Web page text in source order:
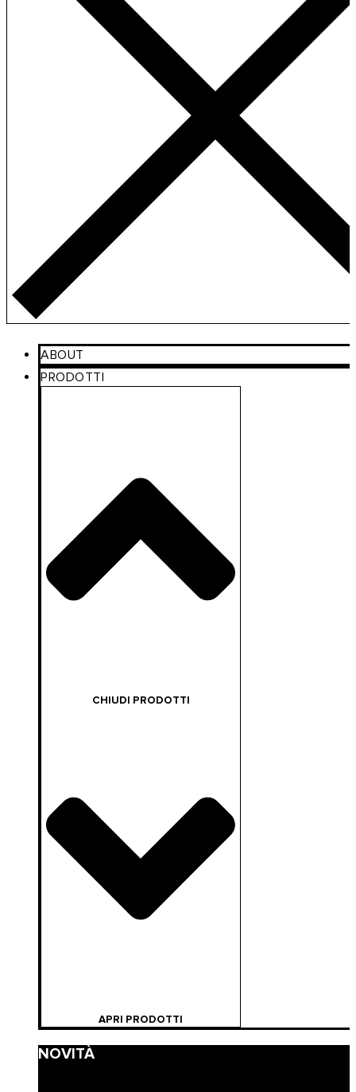
ABOUT
PRODOTTI
CHIUDI PRODOTTI
APRI PRODOTTI
NOVITÀ